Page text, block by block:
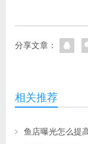
分享文章：
相关推荐
鱼店曝光怎么提